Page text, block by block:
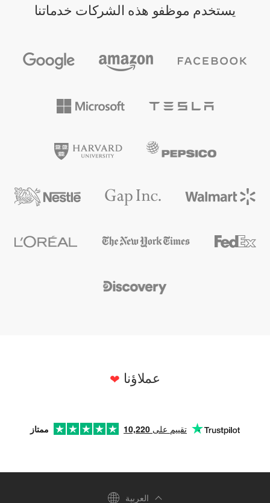
يستخدم موظفو هذه الشركات خدماتنا
عملاؤنا
ممتاز 10,220 تقييم على
العربية